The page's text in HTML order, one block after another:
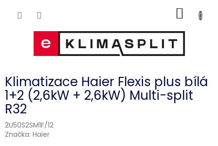
KOŠÍK
Klimatizace Haier Flexis plus bílá
1+2 (2,6kW + 2,6kW) Multi-split
R32
2U50S2SM1F/12
Značka: Haier